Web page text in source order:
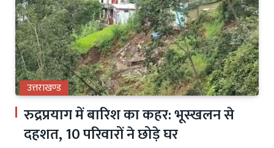
उत्तराखण्ड
रुद्रप्रयाग में बारिश का कहर: भूस्खलन से
दहशत, 10 परिवारों ने छोड़े घर